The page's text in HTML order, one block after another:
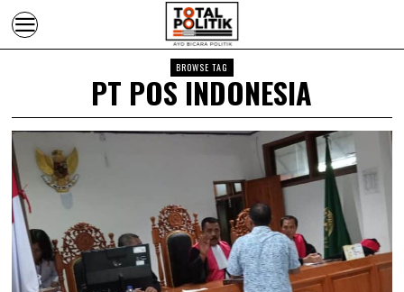
BROWSE TAG
PT POS INDONESIA